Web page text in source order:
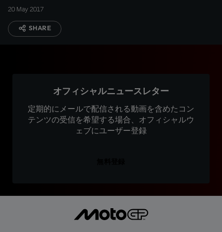
20 May 2017
SHARE
オフィシャルニュースレター
定期的にメールで配信される動画を含めたコン
テンツの受信を希望する場合、オフィシャルウ
ェブにユーザー登録